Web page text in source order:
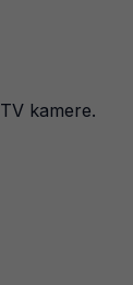
kamere.